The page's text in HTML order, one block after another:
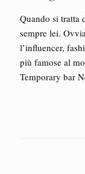
Quando si tratta
sempre lei.
l’influencer,
più famose al
Temporary bar